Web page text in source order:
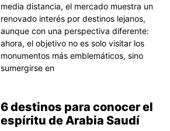
media distancia, el mercado muestra un
renovado interés por destinos lejanos,
aunque con una perspectiva diferente:
ahora, el objetivo no es solo visitar los
monumentos más emblemáticos, sino
sumergirse en
6 destinos para conocer el
espíritu de Arabia Saudí